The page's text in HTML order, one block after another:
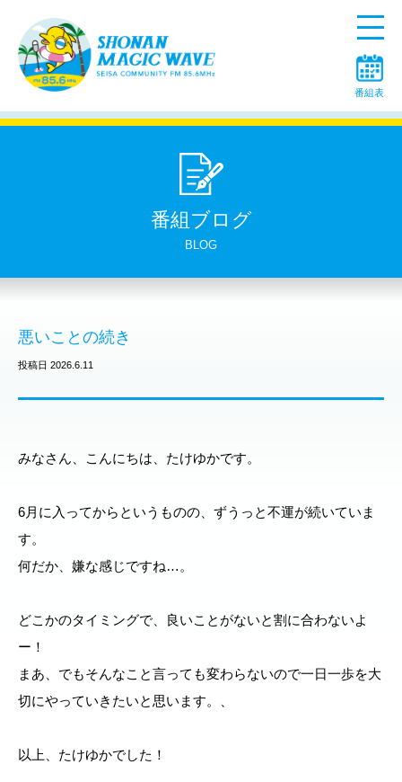
Menu
番組表
番組ブログ
BLOG
悪いことの続き
投稿日 2026.6.11
みなさん、こんにちは、たけゆかです。
6月に入ってからというものの、ずうっと不運が続いていま
す。
何だか、嫌な感じですね…。
どこかのタイミングで、良いことがないと割に合わないよ
ー！
まあ、でもそんなこと言っても変わらないので一日一歩を大
切にやっていきたいと思います。、
以上、たけゆかでした！